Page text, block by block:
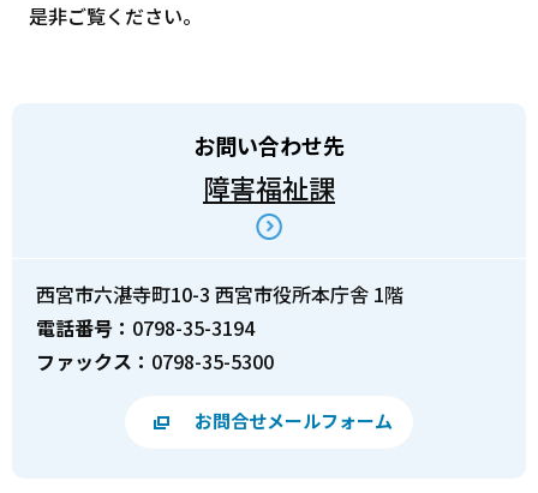
是非ご覧ください。
お問い合わせ先
障害福祉課
西宮市六湛寺町10-3 西宮市役所本庁舎 1階
電話番号： 0798-35-3194
ファックス： 0798-35-5300
お問合せメールフォーム